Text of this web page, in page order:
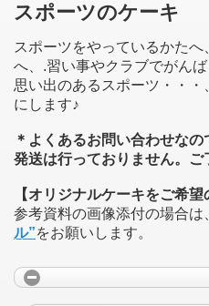
スポーツのケーキ
スポーツをやっているかた
へ、.習い事やクラブでがん
思い出のあるスポーツ・・
にします♪
＊よくあるお問い合わせなの
発送は行っておりません。ご
【オリジナルケーキをご希望
参考資料の画像添付の場合は
ル”をお願いします。